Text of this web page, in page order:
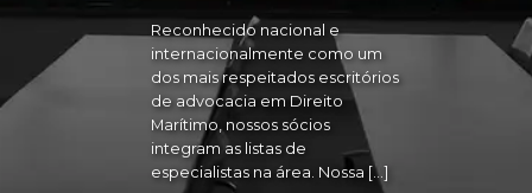
Reconhecido nacional e
internacionalmente como um
dos mais respeitados escritórios
de advocacia em Direito
Marítimo, nossos sócios
integram as listas de
especialistas na área. Nossa […]